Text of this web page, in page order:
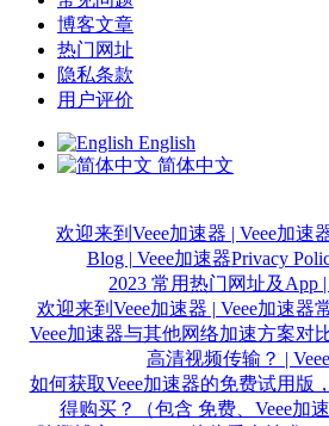
博客文章
热门网址
隐私条款
用户评价
English
简体中文
欢迎来到Veee加速器 | Veee加速
Blog | Veee加速器Privacy
2023 常用热门网址及App |
欢迎来到Veee加速器 | Veee加速器
Veee加速器与其他网络加速方案对
高清视频传输？ |
如何获取Veee加速器的免费试用版
得购买？（包含 免费、Veee加